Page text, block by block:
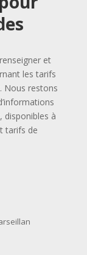
et
les tarifs
Nous restons
disponibles à
tarifs de